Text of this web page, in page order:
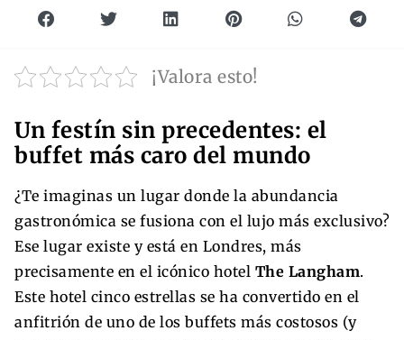
¡Valora esto!
Un festín sin precedentes: el
buffet más caro del mundo
¿Te imaginas un lugar donde la abundancia
gastronómica se fusiona con el lujo más exclusivo?
Ese lugar existe y está en Londres, más
precisamente en el icónico hotel The Langham.
Este hotel cinco estrellas se ha convertido en el
anfitrión de uno de los buffets más costosos (y